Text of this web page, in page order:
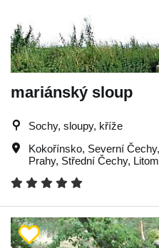
mariánský sloup
Sochy, sloupy, kříže
Kokořínsko, Severní Čechy,
Prahy, Střední Čechy,